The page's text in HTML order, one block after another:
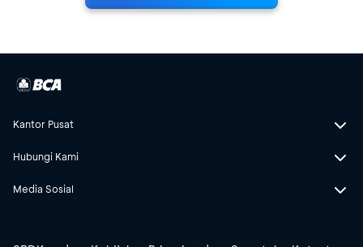
Kantor Pusat
Hubungi Kami
Media Sosial